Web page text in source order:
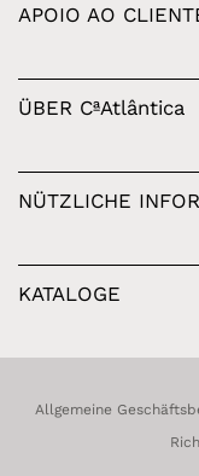
APOIO AO
ÜBER CªAtlântica
NÜTZLICHE
KATALOGE
Allgemeine